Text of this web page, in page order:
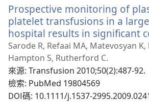
Prospective monitoring of
platelet transfusions in a
hospital results in significant
Sarode R, Refaai MA, Matevosyan K,
Hampton S, Rutherford C.
來源‎: Transfusion 2010;50(2):487-92.
檢索‎: PubMed 19804569
DOI碼‎: 10.1111/j.1537-